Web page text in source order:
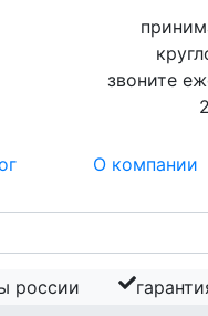
звоните
О компании
россии